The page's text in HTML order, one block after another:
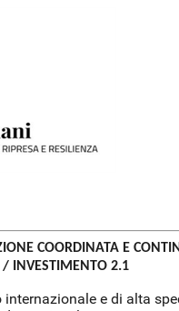
COORDINATA E
/ INVESTIMENTO 2.1
e di alta